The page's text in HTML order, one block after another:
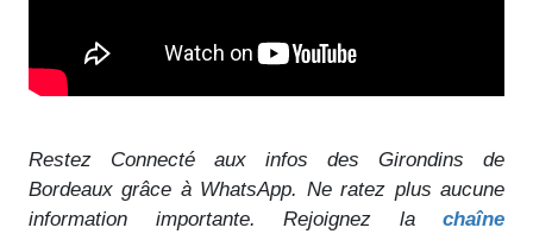
Restez Connecté aux infos des Girondins de
Bordeaux grâce à WhatsApp. Ne ratez plus aucune
information importante. Rejoignez la
chaîne